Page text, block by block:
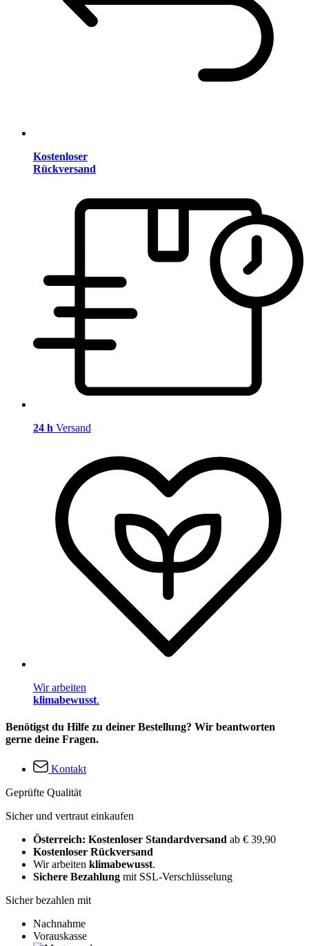
Kostenloser
Rückversand
24 h Versand
Wir arbeiten
klimabewusst.
Benötigst du Hilfe zu deiner Bestellung? Wir beantworten
gerne deine Fragen.
Kontakt
Geprüfte Qualität
Sicher und vertraut einkaufen
Österreich: Kostenloser Standardversand ab € 39,90
Kostenloser Rückversand
Wir arbeiten klimabewusst.
Sichere Bezahlung mit SSL-Verschlüsselung
Sicher bezahlen mit
Nachnahme
Vorauskasse